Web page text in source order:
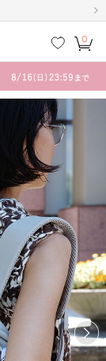
お気
に入
カー
ト
0